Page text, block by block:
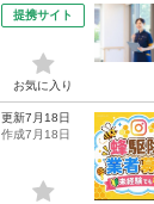
提携サイト
お気に入り
更新7月18日
作成7月18日